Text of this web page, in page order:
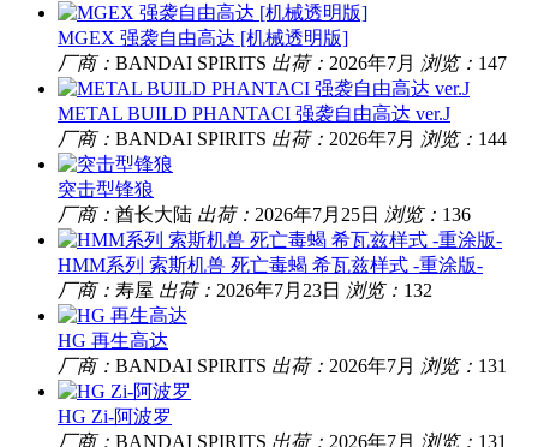
MGEX 强袭自由高达 [机械透明版]
厂商： BANDAI SPIRITS 出荷： 2026年7月 浏览： 147
METAL BUILD PHANTACI 强袭自由高达 ver.J
厂商： BANDAI SPIRITS 出荷： 2026年7月 浏览： 144
突击型锋狼
厂商： 酋长大陆 出荷： 2026年7月25日 浏览： 136
HMM系列 索斯机兽 死亡毒蝎 希瓦兹样式 -重涂版-
厂商： 寿屋 出荷： 2026年7月23日 浏览： 132
HG 再生高达
厂商： BANDAI SPIRITS 出荷： 2026年7月 浏览： 131
HG Zi-阿波罗
厂商： BANDAI SPIRITS 出荷： 2026年7月 浏览： 131